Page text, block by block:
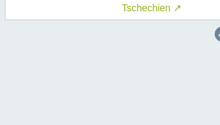
Tschechien ↗